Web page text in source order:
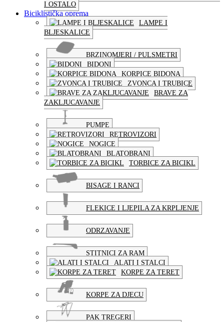
I OSTALO
Biciklistička oprema
LAMPE I
BLJESKALICE
BRZINOMJERI / PULSMETRI
BIDONI
KORPICE BIDONA
ZVONCA I TRUBICE
BRAVE ZA
ZAKLJUCAVANJE
PUMPE
RETROVIZORI
NOGICE
BLATOBRANI
TORBICE ZA BICIKL
BISAGE I RANCI
FLEKICE I LJEPILA ZA KRPLJENJE
ODRZAVANJE
STITNICI ZA RAM
ALATI I STALCI
KORPE ZA TERET
KORPE ZA DJECU
PAK TREGERI